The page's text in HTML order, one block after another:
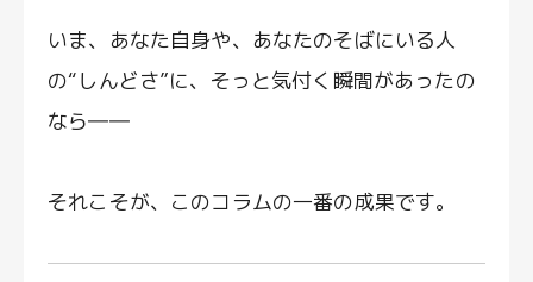
いま、あなた自身や、あなたのそばにいる人
の“しんどさ”に、そっと気付く瞬間があったの
なら――
それこそが、このコラムの一番の成果です。